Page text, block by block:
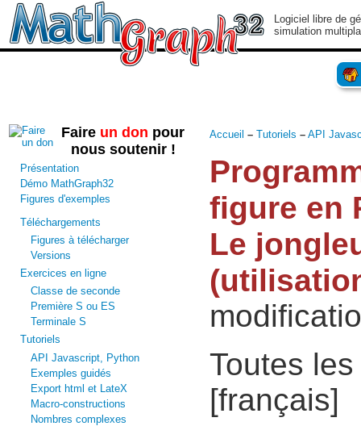
Logiciel libre de
simulation
Faire un don pour
nous soutenir !
Présentation
Démo MathGraph32
Figures d'exemples
Téléchargements
Figures à télécharger
Versions
Exercices en ligne
Classe de seconde
Première S ou ES
Terminale S
Tutoriels
API Javascript, Python
Exemples guidés
Export html et LateX
Macro-constructions
Nombres complexes
Accueil – Tutoriels – API
figure en
Le
Toutes
[français]